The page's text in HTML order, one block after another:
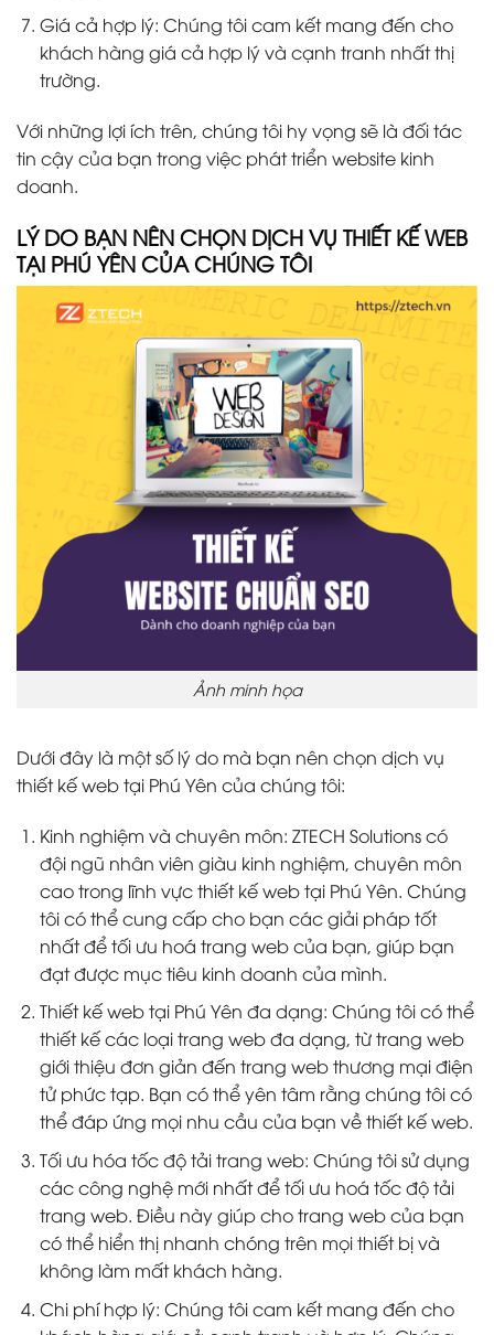
Giá cả hợp lý: Chúng tôi cam kết mang đến cho
khách hàng giá cả hợp lý và cạnh tranh nhất thị
trường.
Với những lợi ích trên, chúng tôi hy vọng sẽ là đối tác
tin cậy của bạn trong việc phát triển website kinh
doanh.
LÝ DO BẠN NÊN CHỌN DỊCH VỤ THIẾT KẾ WEB
TẠI PHÚ YÊN CỦA CHÚNG TÔI
Ảnh minh họa
Dưới đây là một số lý do mà bạn nên chọn dịch vụ
thiết kế web tại Phú Yên của chúng tôi:
Kinh nghiệm và chuyên môn: ZTECH Solutions có
đội ngũ nhân viên giàu kinh nghiệm, chuyên môn
cao trong lĩnh vực thiết kế web tại Phú Yên. Chúng
tôi có thể cung cấp cho bạn các giải pháp tốt
nhất để tối ưu hoá trang web của bạn, giúp bạn
đạt được mục tiêu kinh doanh của mình.
Thiết kế web tại Phú Yên đa dạng: Chúng tôi có thể
thiết kế các loại trang web đa dạng, từ trang web
giới thiệu đơn giản đến trang web thương mại điện
tử phức tạp. Bạn có thể yên tâm rằng chúng tôi có
thể đáp ứng mọi nhu cầu của bạn về thiết kế web.
Tối ưu hóa tốc độ tải trang web: Chúng tôi sử dụng
các công nghệ mới nhất để tối ưu hoá tốc độ tải
trang web. Điều này giúp cho trang web của bạn
có thể hiển thị nhanh chóng trên mọi thiết bị và
không làm mất khách hàng.
Chi phí hợp lý: Chúng tôi cam kết mang đến cho